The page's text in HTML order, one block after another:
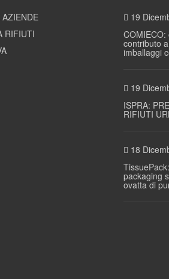
AZIENDE
RIFIUTI
19
contributo
imballaggi
19
ISPRA:
RIFIUTI
18
packaging
ovatta di